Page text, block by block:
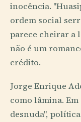
inocência.
ordem social
parece cheirar a
não é um
crédito.
Jorge Enrique
como lâmina.
desnuda",